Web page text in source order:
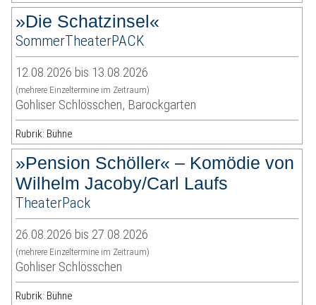
»Die Schatzinsel«
SommerTheaterPACK
12.08.2026 bis 13.08.2026
(mehrere Einzeltermine im Zeitraum)
Gohliser Schlösschen, Barockgarten
Rubrik: Bühne
»Pension Schöller« – Komödie von
Wilhelm Jacoby/Carl Laufs
TheaterPack
26.08.2026 bis 27.08.2026
(mehrere Einzeltermine im Zeitraum)
Gohliser Schlösschen
Rubrik: Bühne